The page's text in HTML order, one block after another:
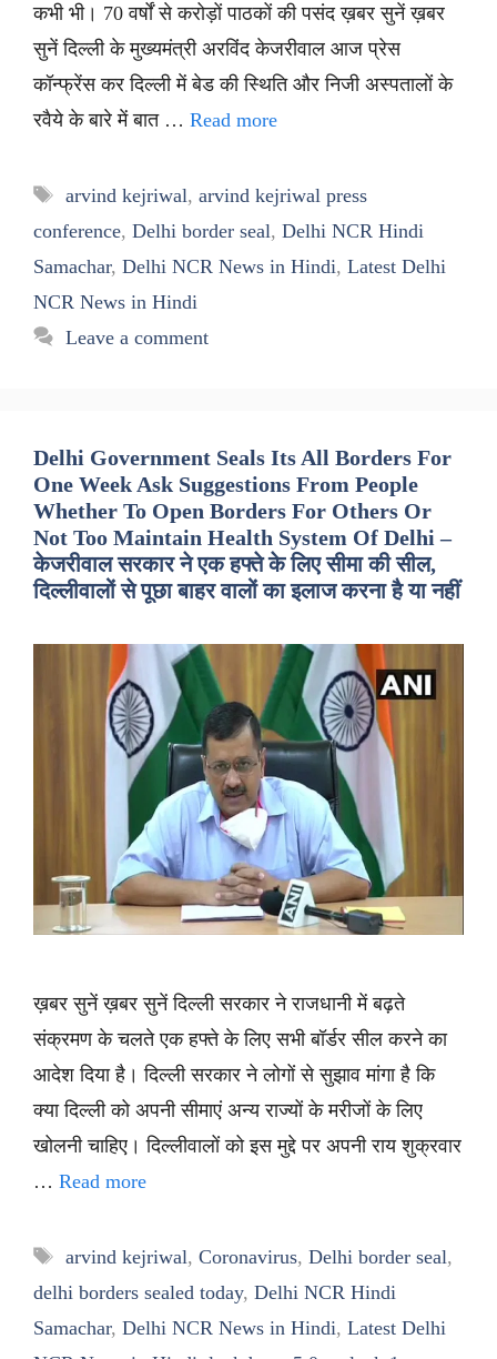
कभी भी। 70 वर्षों से करोड़ों पाठकों की पसंद ख़बर सुनें ख़बर
सुनें दिल्ली के मुख्यमंत्री अरविंद केजरीवाल आज प्रेस
कॉन्फ्रेंस कर दिल्ली में बेड की स्थिति और निजी अस्पतालों के
रवैये के बारे में बात … Read more
Tags
arvind kejriwal, arvind kejriwal press
conference, Delhi border seal, Delhi NCR Hindi
Samachar, Delhi NCR News in Hindi, Latest Delhi
NCR News in Hindi
Leave a comment
Delhi Government Seals Its All Borders For
One Week Ask Suggestions From People
Whether To Open Borders For Others Or
Not Too Maintain Health System Of Delhi –
केजरीवाल सरकार ने एक हफ्ते के लिए सीमा की सील,
दिल्लीवालों से पूछा बाहर वालों का इलाज करना है या नहीं
ख़बर सुनें ख़बर सुनें दिल्ली सरकार ने राजधानी में बढ़ते
संक्रमण के चलते एक हफ्ते के लिए सभी बॉर्डर सील करने का
आदेश दिया है। दिल्ली सरकार ने लोगों से सुझाव मांगा है कि
क्या दिल्ली को अपनी सीमाएं अन्य राज्यों के मरीजों के लिए
खोलनी चाहिए। दिल्लीवालों को इस मुद्दे पर अपनी राय शुक्रवार
… Read more
Tags
arvind kejriwal, Coronavirus, Delhi border seal,
delhi borders sealed today, Delhi NCR Hindi
Samachar, Delhi NCR News in Hindi, Latest Delhi